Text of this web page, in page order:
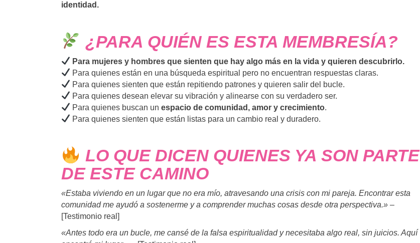
identidad.
¿PARA QUIÉN ES ESTA MEMBRESÍA?
Para mujeres y hombres que sienten que hay algo más en la vida y quieren descubrirlo.
Para quienes están en una búsqueda espiritual pero no encuentran respuestas claras.
Para quienes sienten que están repitiendo patrones y quieren salir del bucle.
Para quienes desean elevar su vibración y alinearse con su verdadero ser.
Para quienes buscan unespacio de comunidad, amor y crecimiento.
Para quienes sienten que están listas para un cambio real y duradero.
LO QUE DICEN QUIENES YA SON PARTE
DE ESTE CAMINO
«Estaba viviendo en un lugar que no era mío, atravesando una crisis con mi pareja. Encontrar esta
comunidad me ayudó a sostenerme y a comprender muchas cosas desde otra perspectiva.» –
[Testimonio real]
«Antes todo era un bucle, me cansé de la falsa espiritualidad y necesitaba algo real, sin juicios. Aquí